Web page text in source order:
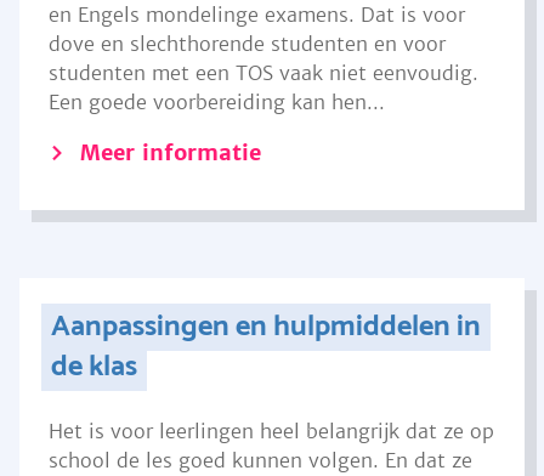
en Engels mondelinge examens. Dat is voor
dove en slechthorende studenten en voor
studenten met een TOS vaak niet eenvoudig.
Een goede voorbereiding kan hen...
Meer informatie
Aanpassingen en hulpmiddelen in
de klas
Het is voor leerlingen heel belangrijk dat ze op
school de les goed kunnen volgen. En dat ze